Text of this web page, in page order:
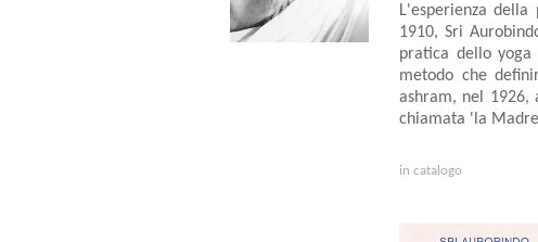
L'esperienza
1910, Sri
pratica dello
metodo che
ashram, nel
chiamata 'la
in catalogo